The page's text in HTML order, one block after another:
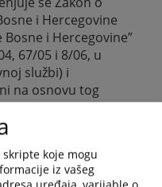
i Hercegovine
Bosne i Hercegovine”
67/05 i 8/06, u
službi) i
na osnovu tog
Zakon o
službe u
(“Službene novine
broj 49/05, u
koje mogu
iz vašeg